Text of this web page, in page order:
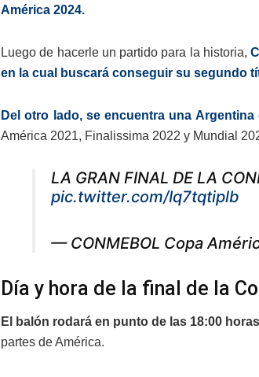
América 2024.
Luego de hacerle un partido para la historia,
en la cual buscará conseguir su segundo
Del otro lado, se encuentra una
América 2021, Finalissima 2022 y Mundial
LA GRAN FINAL DE LA
pic.twitter.com/Iq7tqtiplb
— CONMEBOL Copa
Día y hora de la final de la
El balón rodará en punto de las 18:00
partes de América.